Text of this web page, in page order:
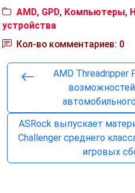
AMD, GPD, Компьютеры,
устройства
Кол-во комментариев: 0
AMD Threadripper
ASRock выпускает
Challenger среднего
игровых